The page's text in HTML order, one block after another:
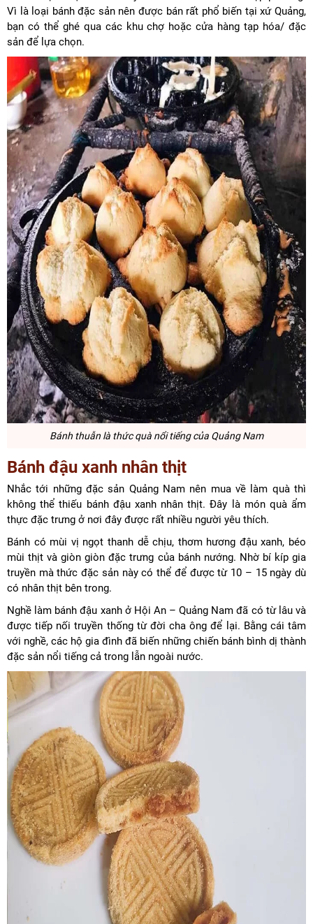
Vì là loại bánh đặc sản nên được bán rất phổ biến tại xứ Quảng,
bạn có thể ghé qua các khu chợ hoặc cửa hàng tạp hóa/ đặc
sản để lựa chọn.
Bánh thuẫn là thức quà nổi tiếng của Quảng Nam
Bánh đậu xanh nhân thịt
Nhắc tới những đặc sản Quảng Nam nên mua về làm quà thì
không thể thiếu bánh đậu xanh nhân thịt. Đây là món quà ẩm
thực đặc trưng ở nơi đây được rất nhiều người yêu thích.
Bánh có mùi vị ngọt thanh dễ chịu, thơm hương đậu xanh, béo
mùi thịt và giòn giòn đặc trưng của bánh nướng. Nhờ bí kíp gia
truyền mà thức đặc sản này có thể để được từ 10 – 15 ngày dù
có nhân thịt bên trong.
Nghề làm bánh đậu xanh ở Hội An – Quảng Nam đã có từ lâu và
được tiếp nối truyền thống từ đời cha ông để lại. Bằng cái tâm
với nghề, các hộ gia đình đã biến những chiến bánh bình dị thành
đặc sản nổi tiếng cả trong lẫn ngoài nước.